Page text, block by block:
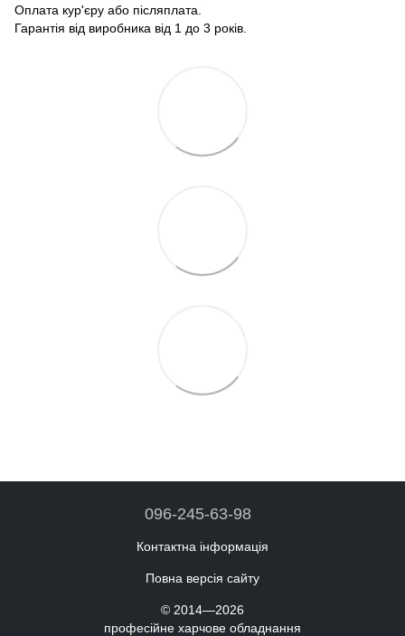
Оплата кур'єру або післяплата.
Гарантія від виробника від 1 до 3 років.
096-245-63-98
Контактна інформація
Повна версія сайту
© 2014—2026
професійне харчове обладнання